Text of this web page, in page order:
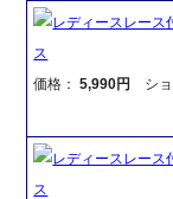
レディースレー
ス
価格：5,990円 ショ
レディースレー
ス